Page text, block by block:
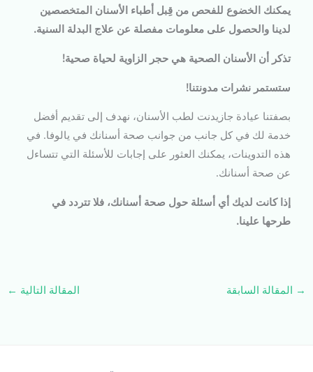
يمكنك الخضوع للفحص من قِبل أطباء الأسنان المتخصصين
لدينا والحصول على معلومات مفصلة عن علاج البدلة السنية.
تذكر أن الأسنان الصحية هي حجر الزاوية لحياة صحية!
ستستمر نشرات مدونتنا!
بصفتنا عيادة جازيدنت لطب الأسنان، نهدف إلى تقديم أفضل
خدمة لك في كل جانب من جوانب صحة أسنانك في يالوفا. في
هذه التدوينات، يمكنك العثور على إجابات للأسئلة التي تتساءل
عن صحة أسنانك.
إذا كانت لديك أي أسئلة حول صحة أسنانك، فلا تتردد في
طرحها علينا.
→ المقالة السابقة المقالة التالية ←